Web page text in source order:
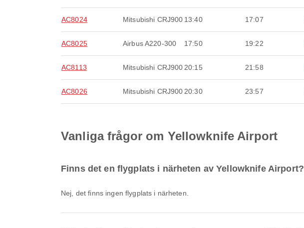
AC8024 Mitsubishi CRJ900 13:40 17:07
AC8025 Airbus A220-300 17:50 19:22
AC8113 Mitsubishi CRJ900 20:15 21:58
AC8026 Mitsubishi CRJ900 20:30 23:57
Vanliga frågor om Yellowknife Airport
Finns det en flygplats i närheten av Yellowknife Airport?
Nej, det finns ingen flygplats i närheten.